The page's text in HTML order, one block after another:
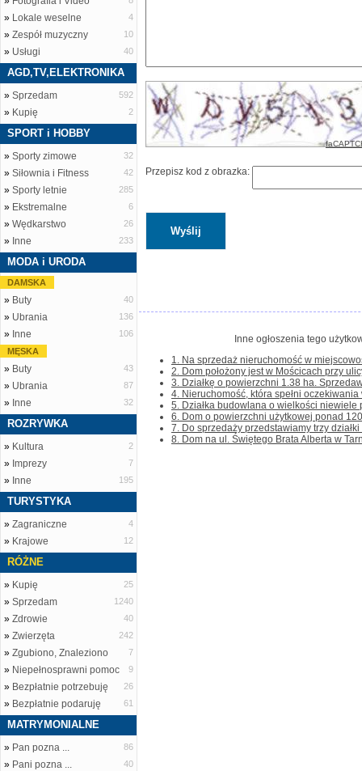
» Lokale weselne 4
» Zespół muzyczny 10
» Usługi 40
AGD,TV,ELEKTRONIKA
» Sprzedam 592
» Kupię 2
SPORT i HOBBY
» Sporty zimowe 32
» Siłownia i Fitness 42
» Sporty letnie 285
» Ekstremalne 6
» Wędkarstwo 26
» Inne 233
MODA i URODA
DAMSKA
» Buty 40
» Ubrania 136
» Inne
106
MĘSKA
» Buty 43
» Ubrania 87
» Inne 32
ROZRYWKA
» Kultura 2
» Imprezy 7
» Inne 195
TURYSTYKA
» Zagraniczne 4
» Krajowe 12
RÓŻNE
» Kupię 25
» Sprzedam 1240
» Zdrowie 40
» Zwierzęta 242
» Zgubiono, Znaleziono 7
» Niepełnosprawni pomoc 9
» Bezpłatnie potrzebuję 26
» Bezpłatnie podaruję 61
MATRYMONIALNE
» Pan pozna ... 86
» Pani pozna ... 40
Przepisz kod z obrazka:
Inne ogłoszenia tego
1. Na sprzedaż nieruchomość w
2. Dom położony jest w Mościcach przy
3. Działkę o powierzchni 1.38 ha.
4. Nieruchomość, która spełni
5. Działka budowlana o wielkości niewiele
6. Dom o powierzchni użytkowej ponad
7. Do sprzedaży przedstawiamy trzy
8. Dom na ul. Świętego Brata Alberta w